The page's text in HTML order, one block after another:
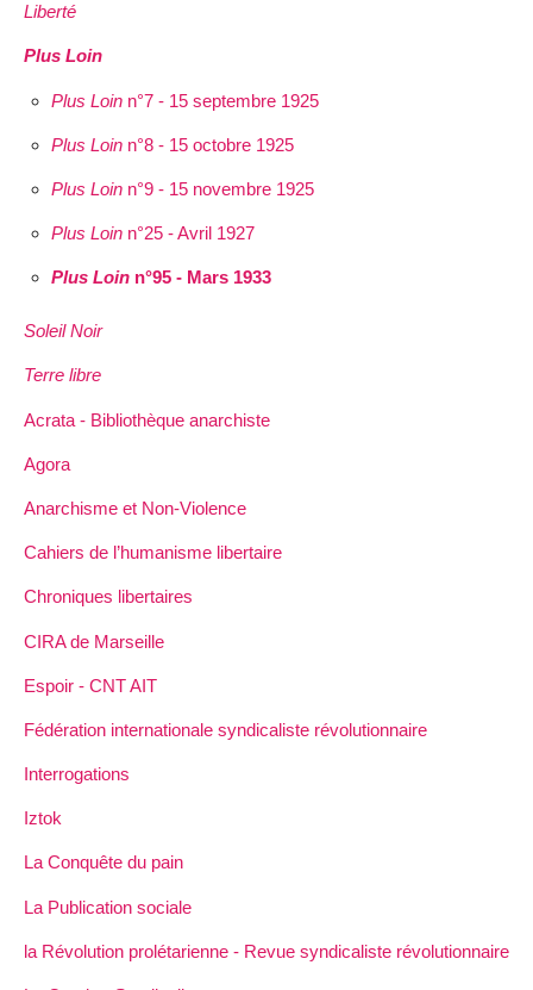
Liberté
Plus Loin
Plus Loinn°7 - 15 septembre 1925
Plus Loinn°8 - 15 octobre 1925
Plus Loinn°9 - 15 novembre 1925
Plus Loinn°25 - Avril 1927
Plus Loinn°95 - Mars 1933
Soleil Noir
Terre libre
Acrata - Bibliothèque anarchiste
Agora
Anarchisme et Non-Violence
Cahiers de l’humanisme libertaire
Chroniques libertaires
CIRA de Marseille
Espoir - CNT AIT
Fédération internationale syndicaliste révolutionnaire
Interrogations
Iztok
La Conquête du pain
La Publication sociale
la Révolution prolétarienne - Revue syndicaliste révolutionnaire